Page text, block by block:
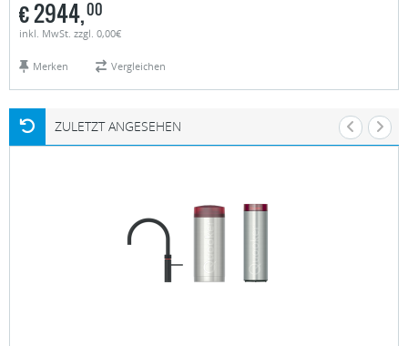
€2944,00
inkl. MwSt. zzgl. 0,00€
Merken Vergleichen
ZULETZT ANGESEHEN